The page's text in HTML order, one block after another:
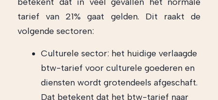
tarief van 21% gaat gelden. Dit raakt de
volgende sectoren:
Culturele sector: het huidige verlaagde
btw-tarief voor culturele goederen en
diensten wordt grotendeels afgeschaft.
Dat betekent dat het btw-tarief naar